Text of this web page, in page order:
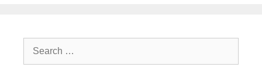
Search